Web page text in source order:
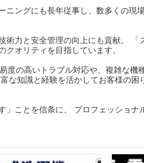
ニングにも長年従事し、数多くの現
術力と安全管理の向上にも貢献。 「
オリティを目指しています。
度の高いトラブル対応や、複雑な機
な知識と経験を活かしてお客様の困
」ことを信条に、 プロフェッショナ